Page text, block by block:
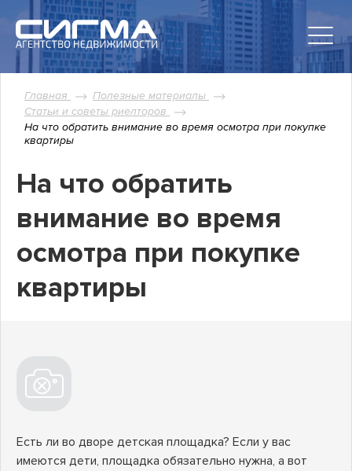
Главная
Полезные материалы
Статьи и советы риелторов
На что обратить внимание во время осмотра при покупке
квартиры
На что обратить
внимание во время
осмотра при покупке
квартиры
Есть ли во дворе детская площадка? Если у вас
имеются дети, площадка обязательно нужна, а вот